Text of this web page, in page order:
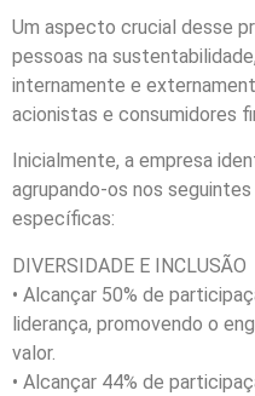
Um aspecto crucial desse
pessoas na
internamente e
acionistas e consumidores
Inicialmente, a empresa
agrupando-os nos
específicas:
DIVERSIDADE E INCLUSÃO
• Alcançar 50% de
liderança, promovendo o
valor.
• Alcançar 44% de